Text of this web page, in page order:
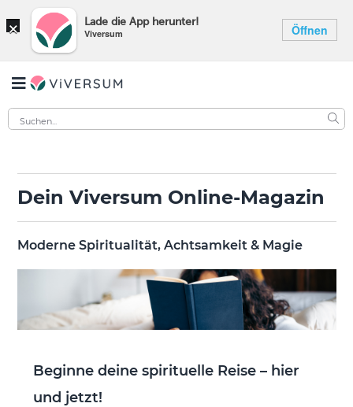
× Lade die App herunter!
Viversum Öffnen
Dein Viversum Online-Magazin
Moderne Spiritualität, Achtsamkeit & Magie
Beginne deine spirituelle Reise – hier
und jetzt!